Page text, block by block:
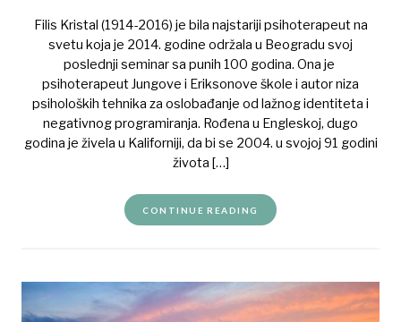
Filis Kristal (1914-2016) je bila najstariji psihoterapeut na
svetu koja je 2014. godine održala u Beogradu svoj
poslednji seminar sa punih 100 godina. Ona je
psihoterapeut Jungove i Eriksonove škole i autor niza
psiholoških tehnika za oslobađanje od lažnog identiteta i
negativnog programiranja. Rođena u Engleskoj, dugo
godina je živela u Kaliforniji, da bi se 2004. u svojoj 91 godini
života […]
CONTINUE READING